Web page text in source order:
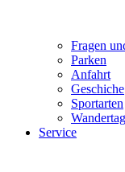
Fragen
Parken
Anfahrt
Geschiche
Sportarten
Wandertag
Service